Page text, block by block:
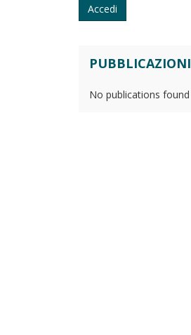
Accedi
PUBBLICAZIONI
No publications found